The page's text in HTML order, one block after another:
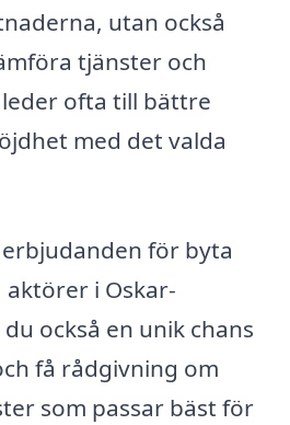
utan också
tjänster och
ofta till bättre
med det valda
för byta
i Oskar-
också en unik chans
få rådgivning om
som passar bäst för